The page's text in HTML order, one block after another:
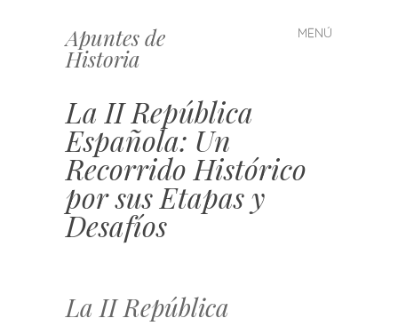
Apuntes de
Historia
MENÚ
Saltar
al
La II República
Española: Un
Recorrido Histórico
por sus Etapas y
Desafíos
La II República